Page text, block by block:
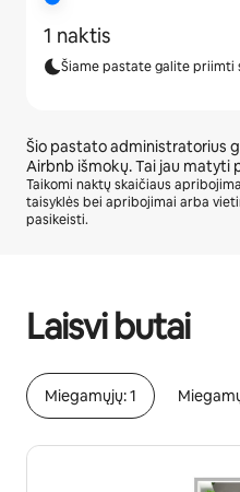
1 naktis
Šiame pastate galite priimti
Šio pastato administratorius
Airbnb išmokų. Tai jau matyti
Taikomi naktų skaičiaus
taisyklės bei apribojimai arba
pasikeisti.
Laisvi butai
Miegamųjų: 1